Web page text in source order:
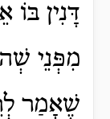
דָּנִין בּוֹ
מִפְּנֵי
שֶׁאָמַר